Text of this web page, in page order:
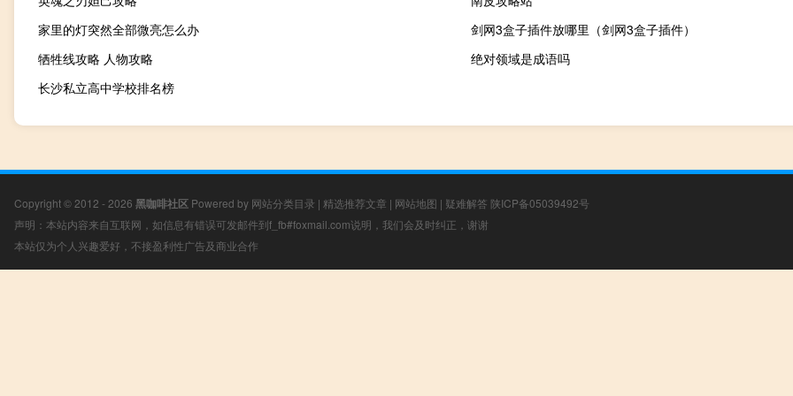
家里的灯突然全部微亮怎么办
剑网3盒子插件放哪里（剑网3盒子插件）
牺牲线攻略 人物攻略
绝对领域是成语吗
长沙私立高中学校排名榜
Copyright © 2012 - 2026 黑咖啡社区 Powered by 网站分类目录 | 精选推荐文章 | 网站地图 | 疑难解答 陕ICP备05039492号
声明：本站内容来自互联网，如信息有错误可发邮件到f_fb#foxmail.com说明，我们会及时纠正，谢谢
本站仅为个人兴趣爱好，不接盈利性广告及商业合作